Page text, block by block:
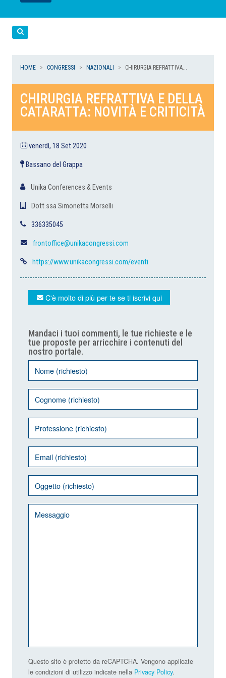
LEGGI
LEGGI
LEGGI
LEGGI
HOME CONGRESSI NAZIONALI CHIRURGIA REFRATTIVA...
CHIRURGIA REFRATTIVA E DELLA
CATARATTA: NOVITÀ E CRITICITÀ
venerdì, 18 Set 2020
Bassano del Grappa
Unika Conferences & Events
Dott.ssa Simonetta Morselli
336335045
frontoffice@unikacongressi.com
https://www.unikacongressi.com/eventi
C'è molto di più per te se ti iscrivi qui
Mandaci i tuoi commenti, le tue richieste e le
tue proposte per arricchire i contenuti del
nostro portale.
Questo sito è protetto da reCAPTCHA. Vengono applicate
le condizioni di utilizzo indicate nella Privacy Policy.